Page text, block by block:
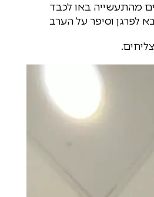
מהתעשייה באו לכבד
לפרגן וסיפר על הערב